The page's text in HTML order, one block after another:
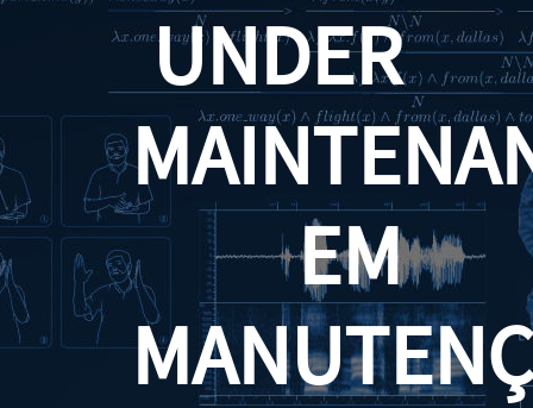
UNDER
EM